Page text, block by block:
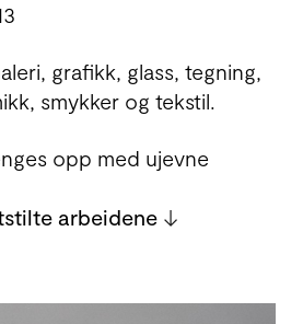
grafikk, glass, tegning,
smykker og tekstil.
opp med ujevne
arbeidene ↓